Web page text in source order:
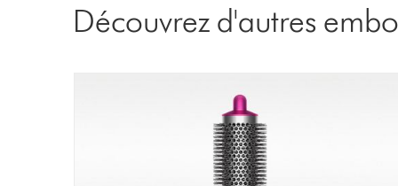
Découvrez d'autres